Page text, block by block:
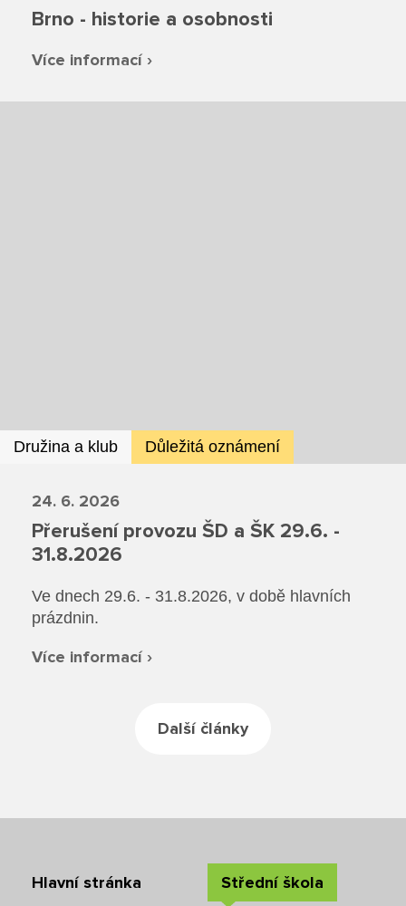
Brno - historie a osobnosti
Více informací ›
Družina a klub Důležitá oznámení
24. 6. 2026
Přerušení provozu ŠD a ŠK 29.6. -
31.8.2026
Ve dnech 29.6. - 31.8.2026, v době hlavních
prázdnin.
Více informací ›
Další články
Hlavní stránka Střední škola